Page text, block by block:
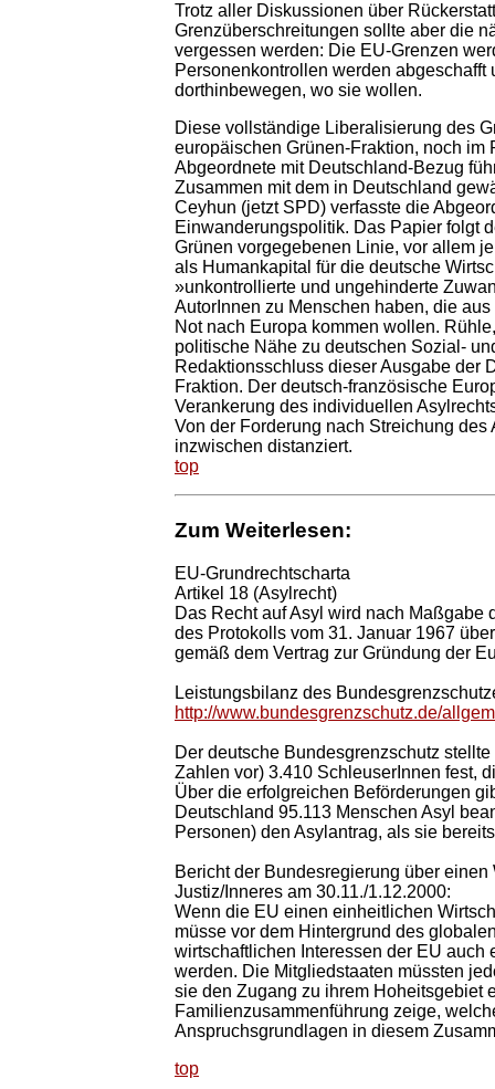
Trotz aller Diskussionen über
Grenzüberschreitungen sollte aber die
vergessen werden: Die EU-Grenzen
Personenkontrollen werden
dorthinbewegen, wo sie wollen.
Diese vollständige Liberalisierung des
europäischen Grünen-Fraktion, noch im
Abgeordnete mit Deutschland-Bezug
Zusammen mit dem in Deutschland
Ceyhun (jetzt SPD) verfasste die
Einwanderungspolitik. Das Papier folgt
Grünen vorgegebenen Linie, vor allem
als Humankapital für die deutsche
»unkontrollierte und ungehinderte
AutorInnen zu Menschen haben, die
Not nach Europa kommen wollen.
politische Nähe zu deutschen Sozial-
Redaktionsschluss dieser Ausgabe der
Fraktion. Der deutsch-französische
Verankerung des individuellen
Von der Forderung nach Streichung
inzwischen distanziert.
top
Zum Weiterlesen:
EU-Grundrechtscharta
Artikel 18 (Asylrecht)
Das Recht auf Asyl wird nach Maßgabe
des Protokolls vom 31. Januar 1967
gemäß dem Vertrag zur Gründung der
Leistungsbilanz des
http://www.bundesgrenzschutz.de/
Der deutsche Bundesgrenzschutz
Zahlen vor) 3.410 SchleuserInnen fest,
Über die erfolgreichen Beförderungen
Deutschland 95.113 Menschen Asyl
Personen) den Asylantrag, als sie
Bericht der Bundesregierung über
Justiz/Inneres am 30.11./1.12.2000:
Wenn die EU einen einheitlichen
müsse vor dem Hintergrund des
wirtschaftlichen Interessen der EU
werden. Die Mitgliedstaaten müssten
sie den Zugang zu ihrem Hoheitsgebiet
Familienzusammenführung zeige,
Anspruchsgrundlagen in diesem
top